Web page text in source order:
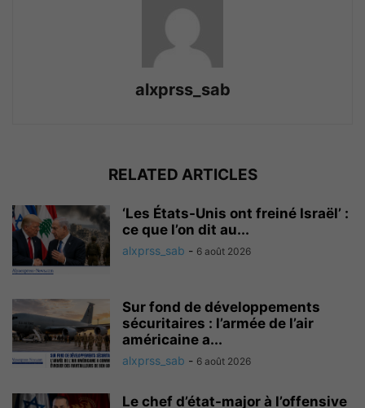
alxprss_sab
RELATED ARTICLES
‘Les États-Unis ont freiné Israël’ :
ce que l’on dit au...
alxprss_sab - 6 août 2026
Sur fond de développements
sécuritaires : l’armée de l’air
américaine a...
alxprss_sab - 6 août 2026
Le chef d’état-major à l’offensive